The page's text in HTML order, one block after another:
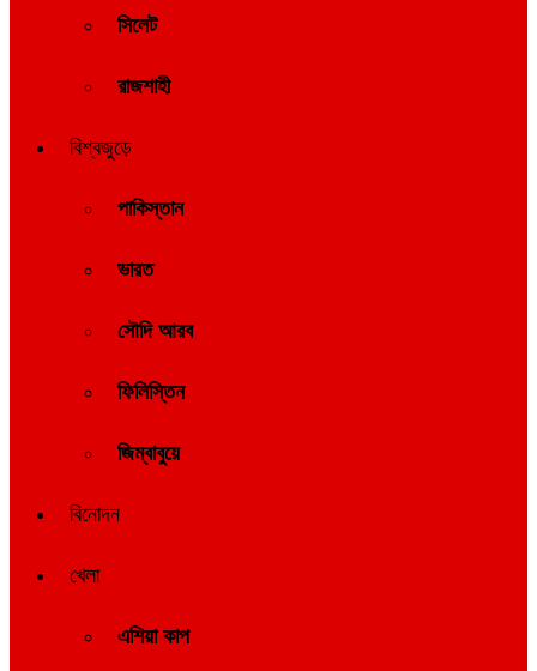
সিলেট
রাজশাহী
বিশ্বজুড়ে
পাকিস্তান
ভারত
সৌদি আরব
ফিলিস্তিন
জিম্বাবুয়ে
বিনোদন
খেলা
এশিয়া কাপ